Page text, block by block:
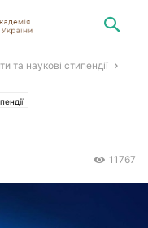
та наукові стипендії
11767